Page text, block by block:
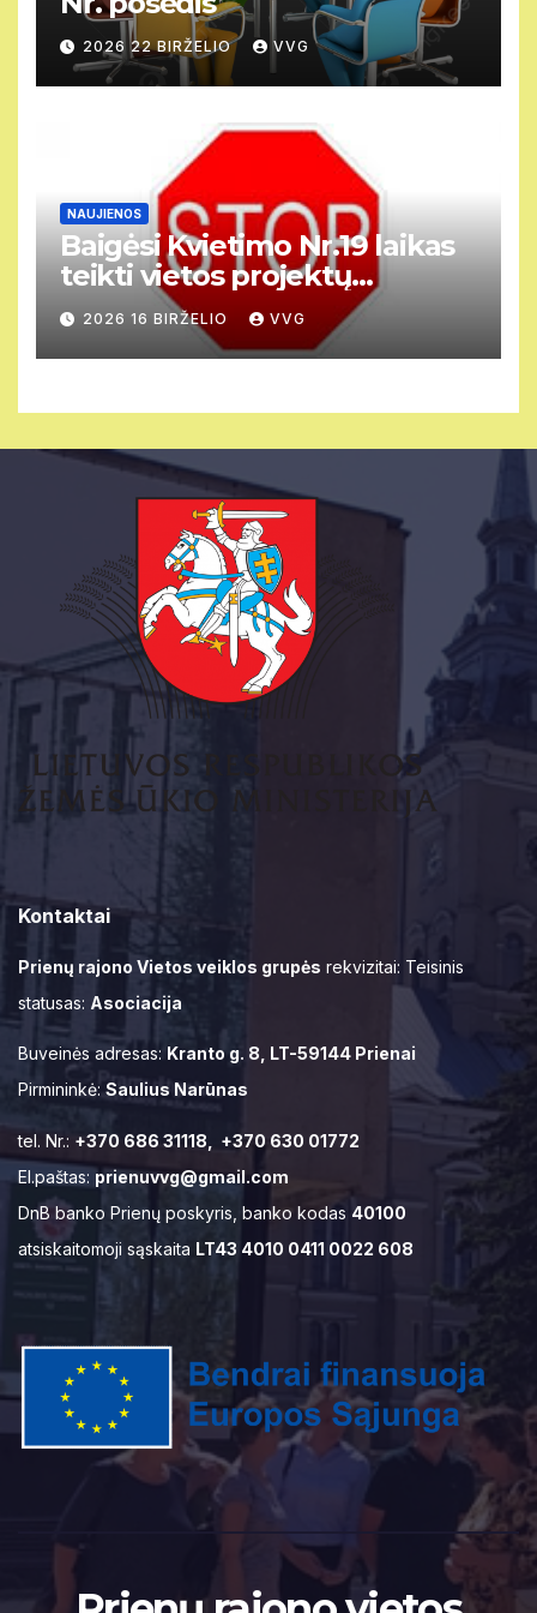
2026 22 BIRŽELIO VVG
NAUJIENOS
Baigėsi Kvietimo Nr.19 laikas
teikti vietos projektų
paraiškas.
2026 16 BIRŽELIO VVG
Kontaktai
Prienų rajono Vietos veiklos grupės rekvizitai: Teisinis
statusas: Asociacija
Buveinės adresas: Kranto g. 8, LT-59144 Prienai
Pirmininkė: Saulius Narūnas
tel. Nr.: +370 686 31118, +370 630 01772
El.paštas: prienuvvg@gmail.com
DnB banko Prienų poskyris, banko kodas 40100
atsiskaitomoji sąskaita LT43 4010 0411 0022 608